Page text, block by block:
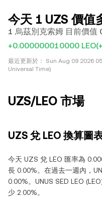
今天 1 UZS 價值
1 烏茲別克索姆 目前價
+0.000000010000 LEO
最近更新於：
Sun Aug 09 2026
Universal Time)
UZS/LEO 市場
UZS 兌 LEO 換算圖
今天 UZS 兌 LEO 匯率為
長 0.00%。在過去一週內，
0.00%。UNUS SED LEO
少 2.00%。